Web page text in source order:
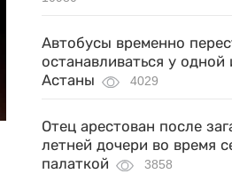
Автобусы временно
останавливаться у одной
Астаны
4029
Отец арестован после
летней дочери во время
палаткой
3858